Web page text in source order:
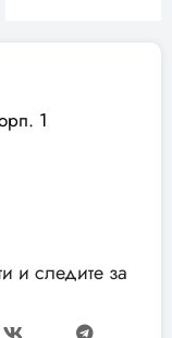
1
и следите за